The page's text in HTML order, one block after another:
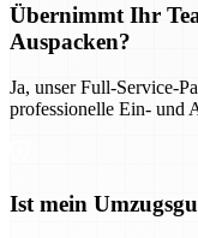
Übernimmt Ihr
Auspacken?
Ja, unser Full-Service-
professionelle Ein- und
Ist mein